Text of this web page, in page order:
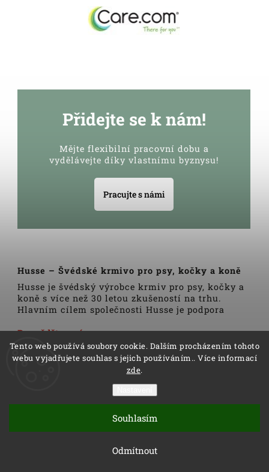
Tento web používá soubory cookie. Dalším procházením tohoto
webu vyjadřujete souhlas s jejich používáním.. Více informací
zde.
Odmítnout
Souhlasím
Přidejte se k nám!
Mějte flexibilní pracovní dobu a
vydělávejte díky vlastnímu byznysu!
Pracujte s námi
Husse – Švédské krmivo pro psy, kočky a koně
Husse je švédský výrobce krmiv pro psy, kočky a
koně s více než 30 letou zkušeností na trhu.
Hlavním cílem společnosti Husse je podpora
Veškerá krmiva, pamlsky a doplňky Husse jsou
vyrobeny pouze z nejkvalitnějších a pečlivě
vybraných surovin. Všechny produkty se vyrábí
podle tradičních skandinávských receptur a
výrobní linky podléhají trvalé veterinární
Distributoři společnosti Husse jsou důkladně
psa, kočku nebo koně.
Dozvědět se více
Vytvořil Shoptet
Copyright 2026Husse. Všechna práva vyhrazena.